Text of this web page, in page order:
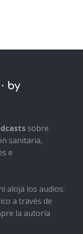
by
sobre
sanitaria,
e
aloja los audios:
a través de
la autoría